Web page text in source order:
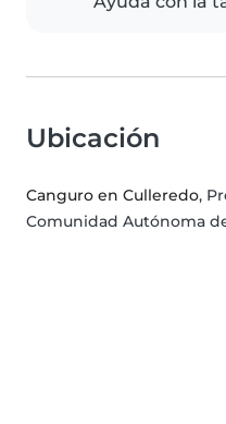
Ubicación
Canguro en Culleredo,
Comunidad Autónoma